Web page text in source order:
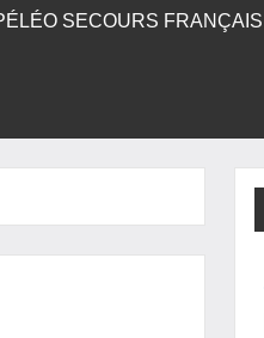
SECOURS FRANÇAIS